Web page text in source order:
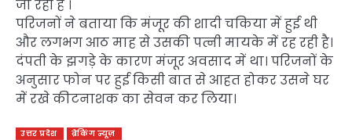
जा रही है ।
परिजनों ने बताया कि मंजूर की शादी चकिया में हुई थी
और लगभग आठ माह से उसकी पत्नी मायके में रह रही है।
दंपती के झगड़े के कारण मंजूर अवसाद में था। परिजनों के
अनुसार फोन पर हुई किसी बात से आहत होकर उसने घर
में रखे कीटनाशक का सेवन कर लिया।
उत्तर प्रदेश ब्रेकिंग न्यूज़